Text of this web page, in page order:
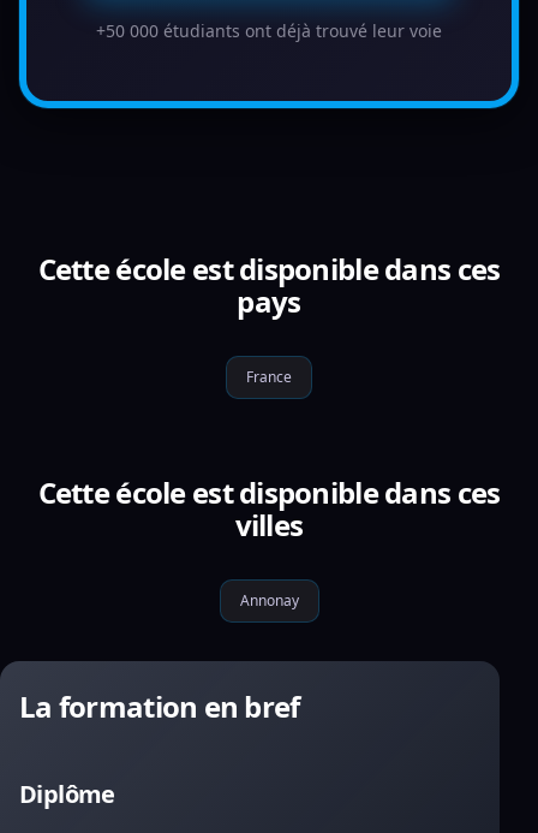
+50 000 étudiants ont déjà trouvé leur voie
Cette école est disponible dans ces
pays
France
Cette école est disponible dans ces
villes
Annonay
La formation en bref
Diplôme